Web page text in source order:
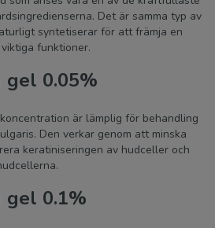
Det är samma typ av
syntetiserar för att främja en
funktioner.
gel 0.05%
är lämplig för behandling
Den verkar genom att minska
keratiniseringen av hudceller och
gel 0.1%